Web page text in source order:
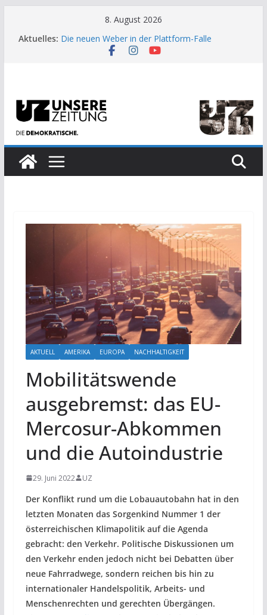
8. August 2026
Aktuelles: Die neuen Weber in der Plattform-Falle
Moment der Woche: Die Heuschrecke
US-Wahl: Arzt aus Detroit besiegt 70-Millionen-
Dollar-Lobby
AKTUELL AMERIKA EUROPA NACHHALTIGKEIT
Mobilitätswende
ausgebremst: das EU-
Mercosur-Abkommen
und die Autoindustrie
29. Juni 2022 UZ
Der Konflikt rund um die Lobauautobahn hat in den
letzten Monaten das Sorgenkind Nummer 1 der
österreichischen Klimapolitik auf die Agenda
gebracht: den Verkehr. Politische Diskussionen um
den Verkehr enden jedoch nicht bei Debatten über
neue Fahrradwege, sondern reichen bis hin zu
internationaler Handelspolitik, Arbeits- und
Menschenrechten und gerechten Übergängen.